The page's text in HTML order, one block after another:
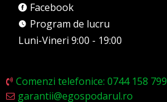
Facebook
Program de lucru
Luni-Vineri 9:00 - 19:00
Comenzi telefonice: 0744 158 799
garantii@egospodarul.ro